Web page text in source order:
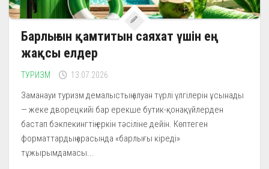
Барлығын қамтитын саяхат үшін ең
жақсы елдер
ТУРИЗМ 13.07.2026
Заманауи туризм демалыстың алуан түрлі үлгілерін ұсынады
— жеке дворецкийі бар ерекше бутик-қонақүйлерден
бастап бэкпекингтің еркін тәсіліне дейін. Көптеген
форматтардың арасында «барлығы кіреді»
тұжырымдамасы...